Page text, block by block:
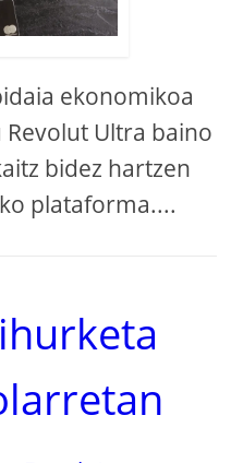
ekonomikoa
Ultra baino
bidez hartzen
plataforma....